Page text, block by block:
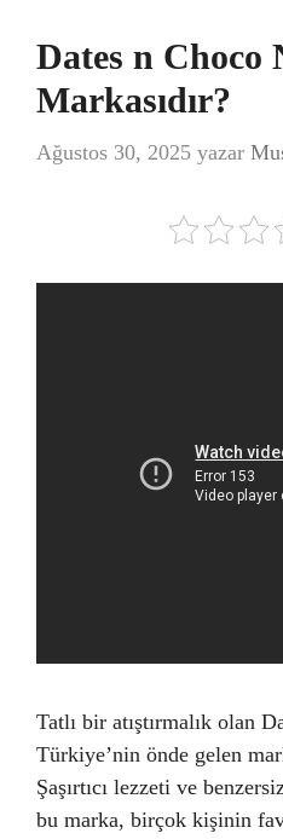
Dates n Choco
Markasıdır?
Ağustos 30, 2025 yazar
Tatlı bir atıştırmalık olan
Türkiye’nin önde gelen
Şaşırtıcı lezzeti ve
bu marka, birçok kişinin